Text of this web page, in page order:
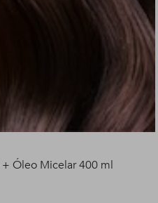
Óleo Micelar 400 ml